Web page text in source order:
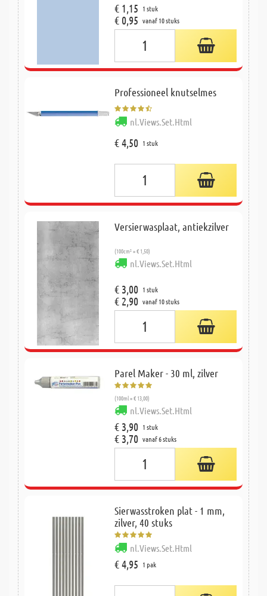
€ 1,15 1 stuk
€ 0,95 vanaf 10 stuks
Professioneel knutselmes
nl.Views.Set.Html
€ 4,50 1 stuk
Versierwasplaat, antiekzilver
(100cm² = € 1,50)
nl.Views.Set.Html
€ 3,00 1 stuk
€ 2,90 vanaf 10 stuks
Parel Maker - 30 ml, zilver
(100ml = € 13,00)
nl.Views.Set.Html
€ 3,90 1 stuk
€ 3,70 vanaf 6 stuks
Sierwasstroken plat - 1 mm,
zilver, 40 stuks
nl.Views.Set.Html
€ 4,95 1 pak